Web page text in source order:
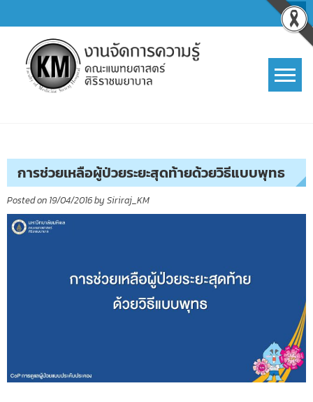
to
content
การช่วยเหลือผู้ป่วยระยะสุดท้ายด้วยวิธีแบบพุทธ
Posted on 19/04/2016by Siriraj_KM